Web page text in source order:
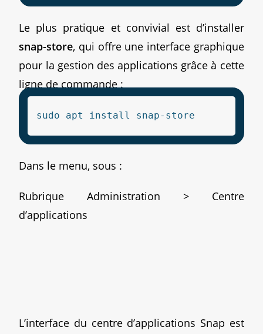
Le plus pratique et convivial est d’installer
snap-store, qui offre une interface graphique
pour la gestion des applications grâce à cette
ligne de commande :
sudo apt install snap-store
Dans le menu, sous :
Rubrique Administration > Centre
d’applications
L’interface du centre d’applications Snap est